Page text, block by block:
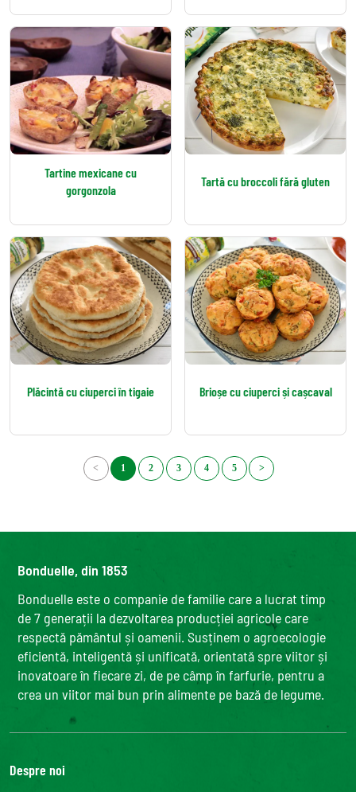
Tartine mexicane cu
gorgonzola
Tartă cu broccoli fără gluten
Plăcintă cu ciuperci în tigaie Brioșe cu ciuperci și cașcaval
< 1 2 3 4 5 >
Bonduelle, din 1853
Bonduelle este o companie de familie care a lucrat timp
de 7 generații la dezvoltarea producției agricole care
respectă pământul și oamenii. Susținem o agroecologie
eficientă, inteligentă și unificată, orientată spre viitor și
inovatoare în fiecare zi, de pe câmp în farfurie, pentru a
crea un viitor mai bun prin alimente pe bază de legume.
Despre noi